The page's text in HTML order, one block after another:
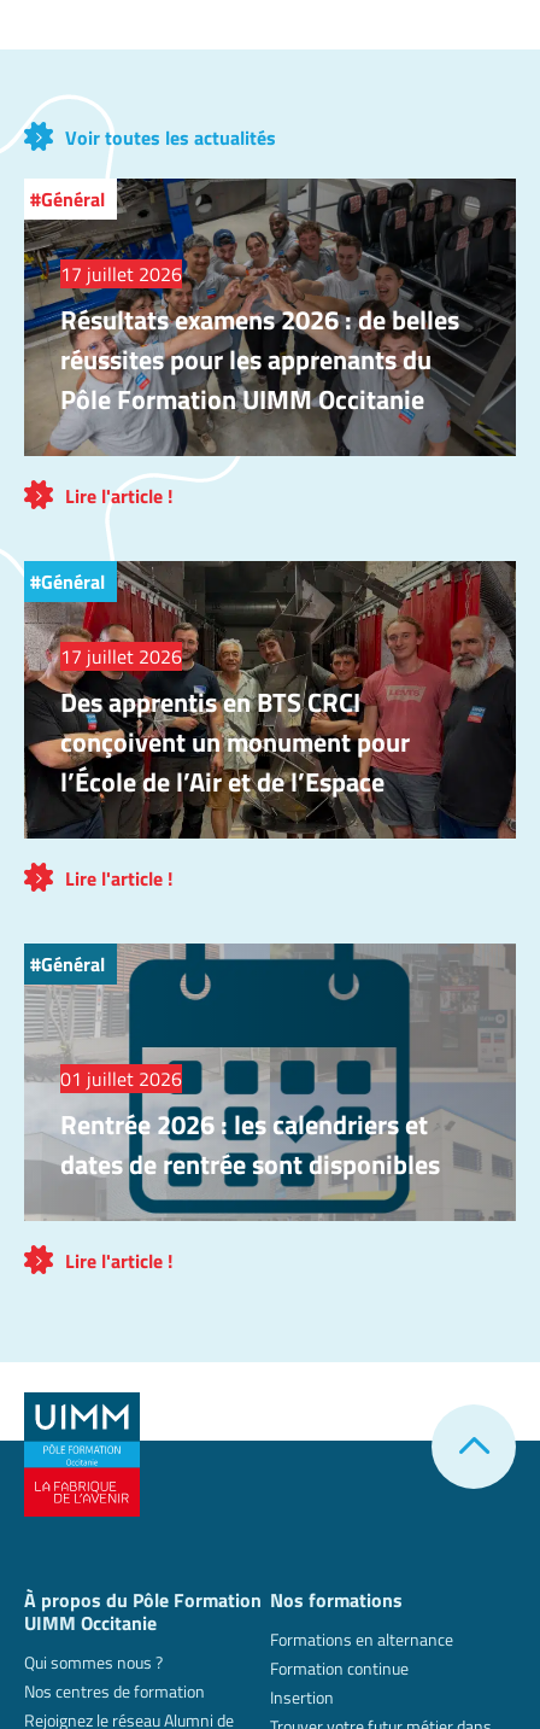
Voir toutes les actualités
Général
17 juillet 2026
Résultats examens 2026 : de belles
réussites pour les apprenants du
Pôle Formation UIMM Occitanie
Lire l'article !
Général
17 juillet 2026
Des apprentis en BTS CRCI
conçoivent un monument pour
l’École de l’Air et de l’Espace
Lire l'article !
Général
01 juillet 2026
Rentrée 2026 : les calendriers et
dates de rentrée sont disponibles
Lire l'article !
À propos du Pôle Formation
UIMM Occitanie
Qui sommes nous ?
Nos centres de formation
Rejoignez le réseau Alumni de
Nos formations
Formations en alternance
Formation continue
Insertion